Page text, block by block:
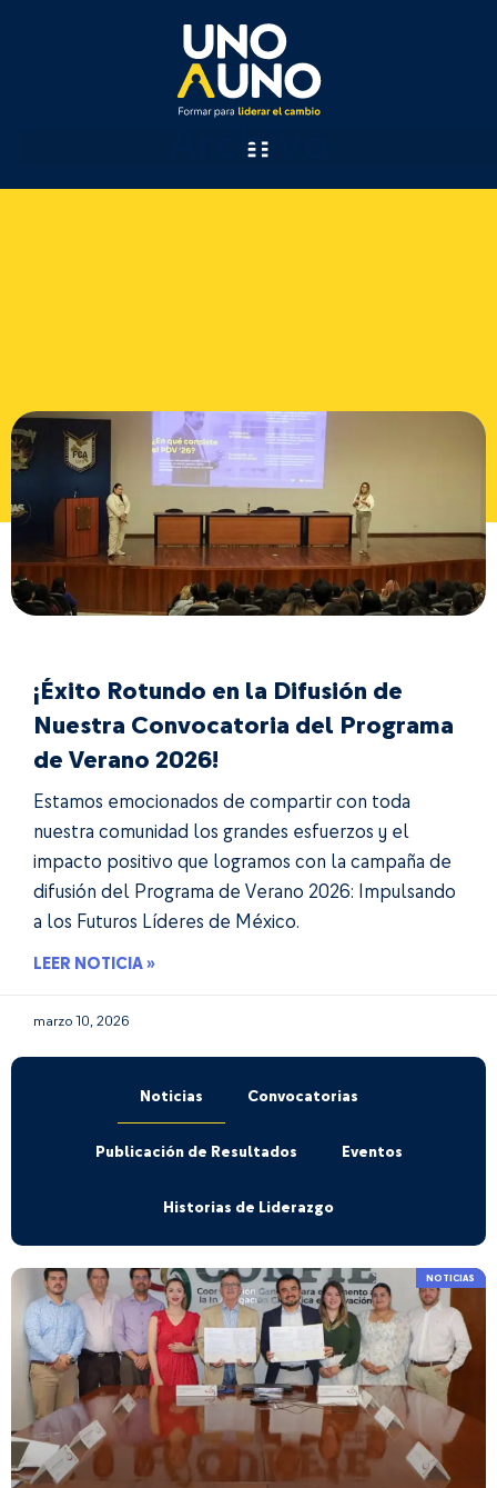
Archivo
¡Éxito Rotundo en la Difusión de
Nuestra Convocatoria del Programa
de Verano 2026!
Estamos emocionados de compartir con toda
nuestra comunidad los grandes esfuerzos y el
impacto positivo que logramos con la campaña de
difusión del Programa de Verano 2026: Impulsando
a los Futuros Líderes de México.
LEER NOTICIA »
marzo 10, 2026
Noticias Convocatorias
Publicación de Resultados Eventos
Historias de Liderazgo
NOTICIAS